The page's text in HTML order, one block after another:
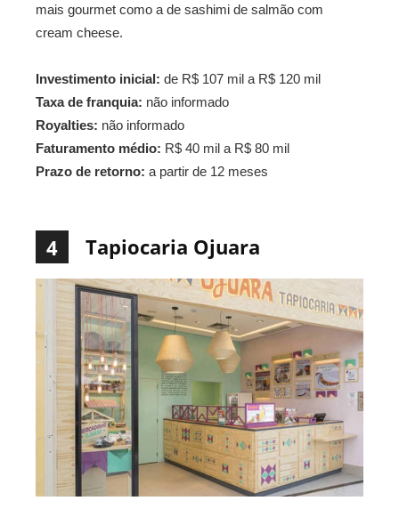
mais gourmet como a de sashimi de salmão com
cream cheese.
Investimento inicial: de R$ 107 mil a R$ 120 mil
Taxa de franquia: não informado
Royalties: não informado
Faturamento médio: R$ 40 mil a R$ 80 mil
Prazo de retorno: a partir de 12 meses
4 Tapiocaria Ojuara